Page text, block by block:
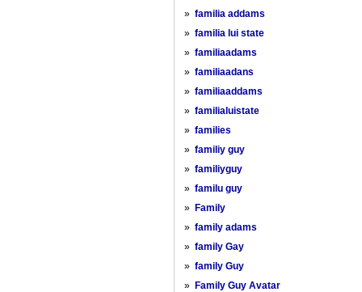
» familia addams
» familia lui state
» familiaadams
» familiaadans
» familiaaddams
» familialuistate
» families
» familiy guy
» familiyguy
» familu guy
» Family
» family adams
» family Gay
» family Guy
» Family Guy Avatar